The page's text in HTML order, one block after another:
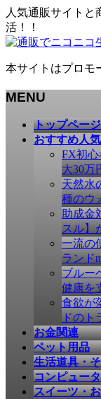
人気通販サイトと
活！！
本サイトはプロモ
MENU
トップページ
おすすめ人
FX初
大30万
天然水
種のウ
助成金
スル】
一流の
ランド
ブルー
健康を
食欲が
ドのト
お金関連
ペット用品
生活道具・
コンピュータ
スイーツ・